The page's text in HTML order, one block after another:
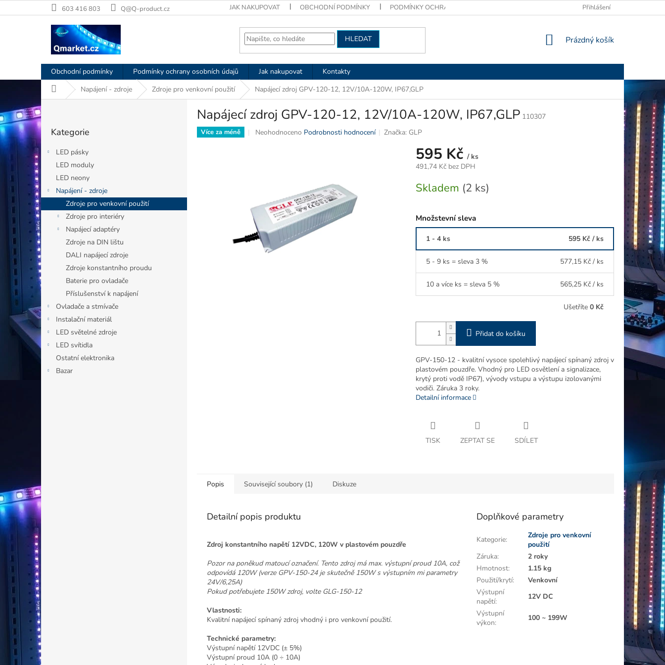
na
603 416 803 Q@Q-product.cz JAK NAKUPOVAT OBCHODNÍ PODMÍNKY PODMÍNKY OCHRANY OSOBNÍCH ÚDAJŮ Přihlášení
HLEDAT
NÁKUPNÍ
Prázdný košík
Obchodní podmínky Podmínky ochrany osobních údajů Jak nakupovat
Kontakty
Domů Napájení - zdroje Zdroje pro venkovní použití Napájecí zdroj GPV-120-12, 12V/10A-120W, IP67,GLP
P
o
s
t
r
a
e
l
kategorie
Kategorie
LED pásky
LED moduly
LED neony
Napájení - zdroje
Zdroje pro venkovní použití
Zdroje pro interiéry
Napájecí adaptéry
Zdroje na DIN lištu
DALI napájecí zdroje
Zdroje konstantního proudu
Baterie pro ovladače
Příslušenství k napájení
Ovladače a stmívače
Instalační materiál
LED světelné zdroje
LED svítidla
Ostatní elektronika
Bazar
Napájecí zdroj GPV-120-12, 12V/10A-120W, IP67,GLP 110307
Více za méně
Průměrné
hvězdiček.
Neohodnoceno Podrobnosti hodnocení Značka: GLP
595 Kč / ks
491,74 Kč bez DPH
cena:
Skladem (2 ks)
Množstevní sleva
1 - 4 ks 595 Kč / ks
5 - 9 ks = sleva 3 % 577,15 Kč / ks
10 a více ks = sleva 5 % 565,25 Kč / ks
Ušetříte 0 Kč
Přidat do košíku
GPV-150-12 - kvalitní vysoce spolehlivý napájecí spínaný zdroj v
plastovém pouzdře. Vhodný pro LED osvětlení a signalizace,
krytý proti vodě IP67), vývody vstupu a výstupu izolovanými
vodiči. Záruka 3 roky.
Detailní informace
TISK ZEPTAT SE SDÍLET
Popis Související soubory (1) Diskuze
Detailní popis produktu
Zdroj konstantního napětí 12VDC, 120W v plastovém pouzdře
Pozor na poněkud matoucí označení. Tento zdroj má max. výstupní proud 10A, což
odpovídá 120W (verze GPV-150-24 je skutečně 150W s výstupním mi parametry
24V/6,25A)
Pokud potřebujete 150W zdroj, volte GLG-150-12
Vlastnosti:
Kvalitní napájecí spínaný zdroj vhodný i pro venkovní použití.
Technické parametry:
Výstupní napětí 12VDC (± 5%)
Výstupní proud 10A (0 ÷ 10A)
Doplňkové parametry
Kategorie:
Zdroje pro venkovní
použití
Záruka:
2 roky
Hmotnost:
1.15 kg
Použití/krytí:
Venkovní
Výstupní
napětí:
12V DC
Výstupní
výkon:
100 ~ 199W